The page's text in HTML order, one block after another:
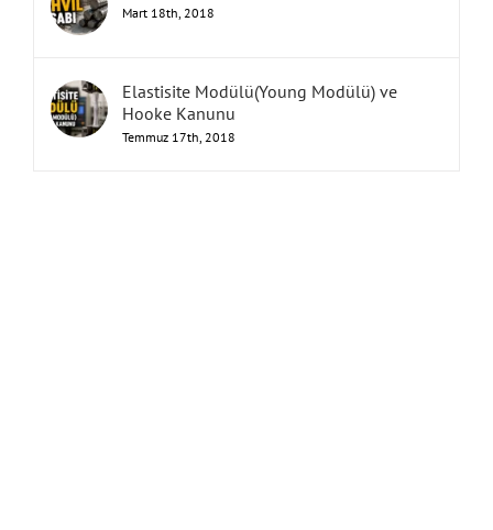
Mart 18th, 2018
Elastisite Modülü(Young Modülü) ve
Hooke Kanunu
Temmuz 17th, 2018